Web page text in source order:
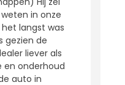
in onze
langst was
gezien de
liever als
en onderhoud
auto in